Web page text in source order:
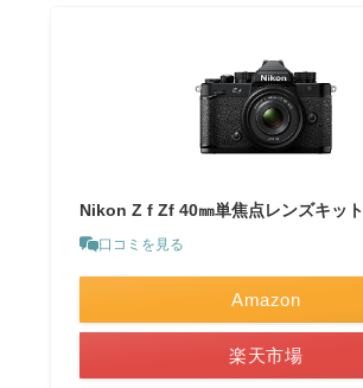
Nikon Z f Zf 40㎜単焦点レンズキット
口コミを見る
Amazon
楽天市場